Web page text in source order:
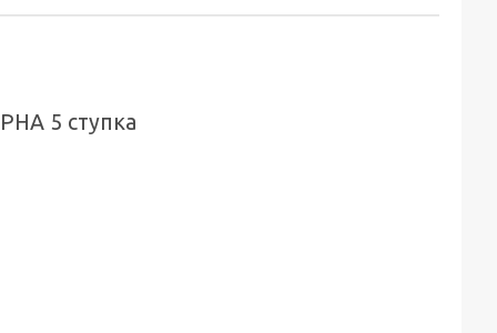
5 ступка